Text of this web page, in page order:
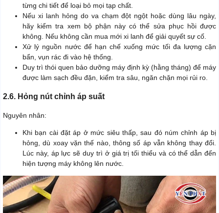
từng chi tiết để loại bỏ mọi tạp chất.
Nếu xi lanh hỏng do va chạm đột ngột hoặc dùng lâu ngày,
hãy kiểm tra xem bộ phận này có thể sửa phục hồi được
không. Nếu không cần mua mới xi lanh để giải quyết sự cố.
Xử lý nguồn nước để hạn chế xuống mức tối đa lượng cặn
bẩn, vụn rác đi vào hệ thống.
Duy trì thói quen bảo dưỡng máy định kỳ (hằng tháng) để máy
được làm sạch đều đặn, kiểm tra sâu, ngăn chặn mọi rủi ro.
2.6. Hỏng nút chỉnh áp suất
Nguyên nhân:
Khi bạn cài đặt áp ở mức siêu thấp, sau đó núm chỉnh áp bị
hỏng, dù xoay vặn thế nào, thông số áp vẫn không thay đổi.
Lúc này, áp lực sẽ duy trì ở giá trị tối thiểu và có thể dẫn đến
hiện tượng máy không lên nước.